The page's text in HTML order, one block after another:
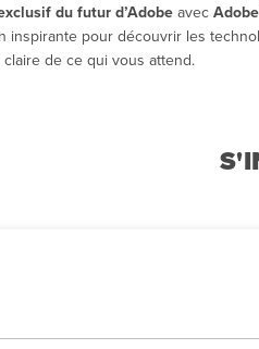
du futur d’Adobeavec
inspirante pour découvrir les
de ce qui vous attend.